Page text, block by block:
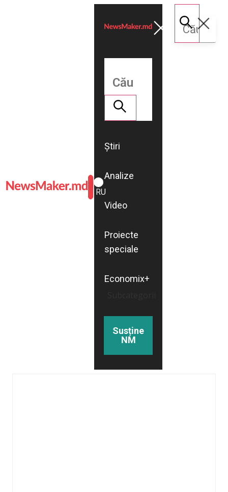
ROMÂNĂ
RU
Știri
Analize
Video
Proiecte
speciale
Economix+
Susține
NM